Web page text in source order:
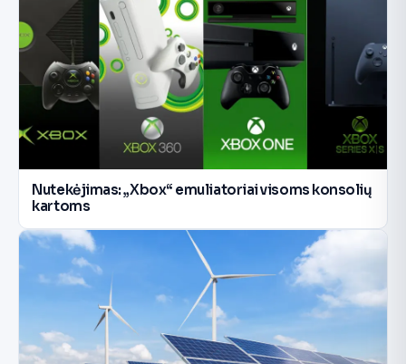
Nutekėjimas: „Xbox“ emuliatoriai visoms konsolių
kartoms